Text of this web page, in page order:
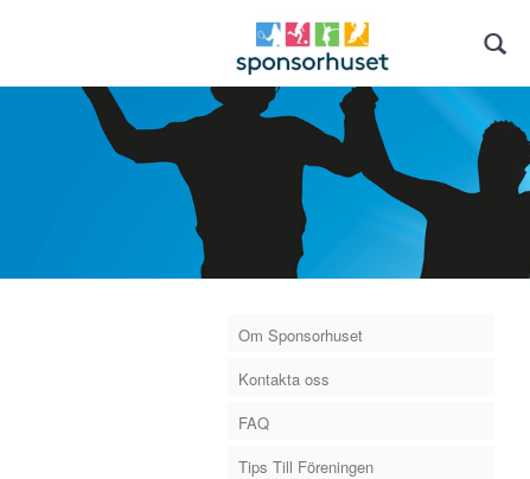
Om Sponsorhuset
Kontakta oss
FAQ
Tips Till Föreningen